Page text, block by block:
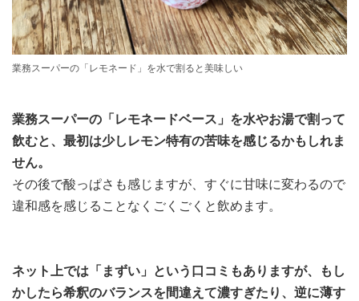
業務スーパーの「レモネード」を水で割ると美味しい
業務スーパーの「レモネードベース」を水やお湯で割って
飲むと、最初は少しレモン特有の苦味を感じるかもしれま
せん。
その後で酸っぱさも感じますが、すぐに甘味に変わるので
違和感を感じることなくごくごくと飲めます。
ネット上では「まずい」という口コミもありますが、もし
かしたら希釈のバランスを間違えて濃すぎたり、逆に薄す